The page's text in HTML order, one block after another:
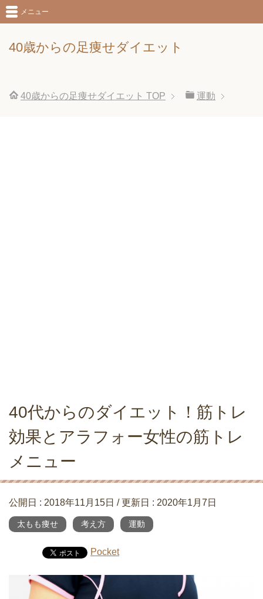
40歳からの足痩せダイエット
メニュー
40歳からの足痩せダイエット TOP 運動
40代からのダイエット！筋トレ
効果とアラフォー女性の筋トレ
メニュー
公開日 : 2018年11月15日 / 更新日 : 2020年1月7日
太もも痩せ 考え方 運動
Pocket